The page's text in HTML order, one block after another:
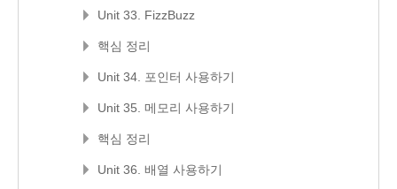
Unit 33. FizzBuzz
핵심 정리
Unit 34. 포인터 사용하기
Unit 35. 메모리 사용하기
핵심 정리
Unit 36. 배열 사용하기